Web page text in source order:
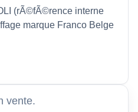
(rÃ©fÃ©rence interne
marque Franco Belge
vente.